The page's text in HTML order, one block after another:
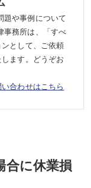
題や事例について
事務所は、「すべ
として、ご依頼
ます。どうぞお
合わせはこちら
合に休業損